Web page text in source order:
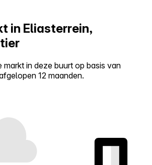
in Eliasterrein,
markt in deze buurt op basis van
12 maanden.